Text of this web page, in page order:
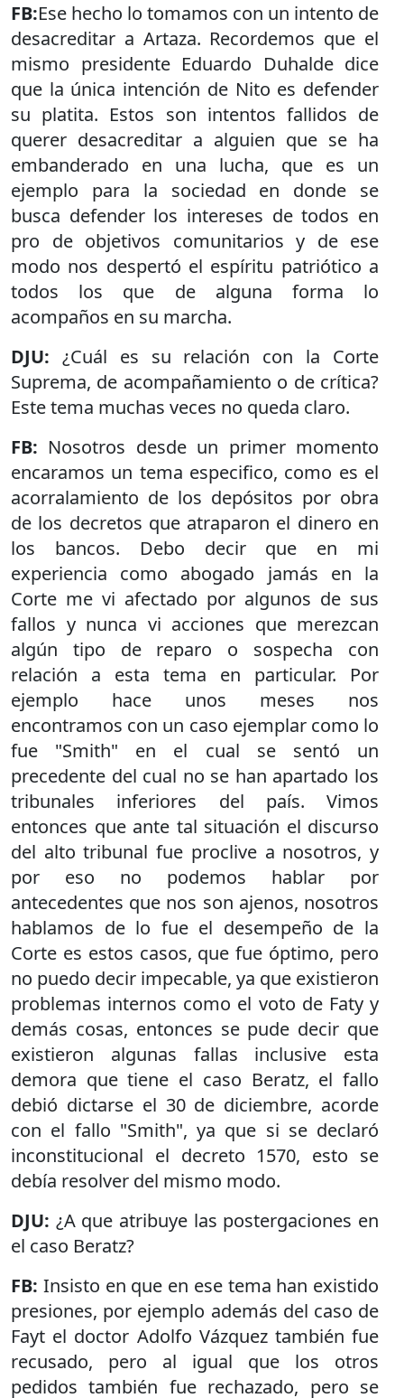
FB:Ese hecho lo tomamos con un intento de
desacreditar a Artaza. Recordemos que el
mismo presidente Eduardo Duhalde dice
que la única intención de Nito es defender
su platita. Estos son intentos fallidos de
querer desacreditar a alguien que se ha
embanderado en una lucha, que es un
ejemplo para la sociedad en donde se
busca defender los intereses de todos en
pro de objetivos comunitarios y de ese
modo nos despertó el espíritu patriótico a
todos los que de alguna forma lo
acompaños en su marcha.
DJU: ¿Cuál es su relación con la Corte
Suprema, de acompañamiento o de crítica?
Este tema muchas veces no queda claro.
FB: Nosotros desde un primer momento
encaramos un tema especifico, como es el
acorralamiento de los depósitos por obra
de los decretos que atraparon el dinero en
los bancos. Debo decir que en mi
experiencia como abogado jamás en la
Corte me vi afectado por algunos de sus
fallos y nunca vi acciones que merezcan
algún tipo de reparo o sospecha con
relación a esta tema en particular. Por
ejemplo hace unos meses nos
encontramos con un caso ejemplar como lo
fue "Smith" en el cual se sentó un
precedente del cual no se han apartado los
tribunales inferiores del país. Vimos
entonces que ante tal situación el discurso
del alto tribunal fue proclive a nosotros, y
por eso no podemos hablar por
antecedentes que nos son ajenos, nosotros
hablamos de lo fue el desempeño de la
Corte es estos casos, que fue óptimo, pero
no puedo decir impecable, ya que existieron
problemas internos como el voto de Faty y
demás cosas, entonces se pude decir que
existieron algunas fallas inclusive esta
demora que tiene el caso Beratz, el fallo
debió dictarse el 30 de diciembre, acorde
con el fallo "Smith", ya que si se declaró
inconstitucional el decreto 1570, esto se
debía resolver del mismo modo.
DJU: ¿A que atribuye las postergaciones en
el caso Beratz?
FB: Insisto en que en ese tema han existido
presiones, por ejemplo además del caso de
Fayt el doctor Adolfo Vázquez también fue
recusado, pero al igual que los otros
pedidos también fue rechazado, pero se